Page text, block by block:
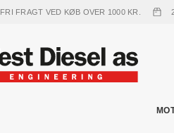
FRI FRAGT VED KØB OVER 1000 KR.